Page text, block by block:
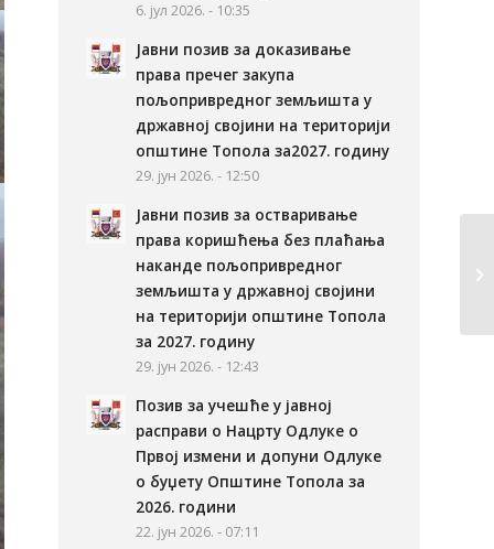
6. јул 2026. - 10:35
Јавни позив за доказивање
права пречег закупа
пољопривредног земљишта у
државној својини на територији
општине Топола за2027. годину
29. јун 2026. - 12:50
Јавни позив за остваривање
права коришћења без плаћања
наканде пољопривредног
земљишта у државној својини
на територији општине Топола
за 2027. годину
29. јун 2026. - 12:43
Позив за учешће у јавној
расправи о Нацрту Одлуке о
Првој измени и допуни Одлуке
о буџету Општине Топола за
2026. години
22. јун 2026. - 07:11